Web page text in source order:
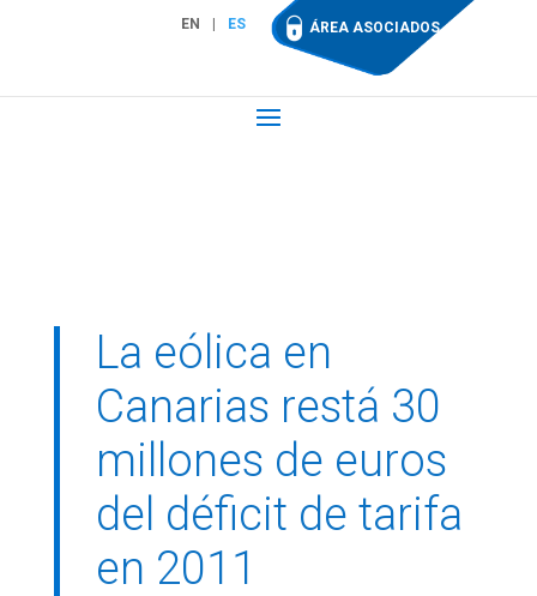
EN ES ÁREA ASOCIADOS
La eólica en
Canarias restá 30
millones de euros
del déficit de tarifa
en 2011